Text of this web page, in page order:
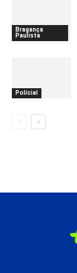
Bragança
Paulista
Polícial